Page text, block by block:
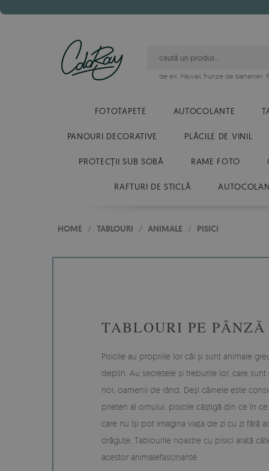
de ex. Hawaii, frunze de bananier,
FOTOTAPETE AUTOCOLANTE
PANOURI DECORATIVE PLĂCILE DE VINIL
PROTECȚII SUB SOBĂ RAME FOTO
RAFTURI DE STICLĂ
HOME / TABLOURI / ANIMALE / PISICI
TABLOURI PE
Pisicile au propriile lor căi și sunt animale
deplin. Au secretele și treburile lor, care
noi, oamenii de rând. Deși câinele este
prieten al omului, pisicile câștigă din ce în
care nu își pot imagina viața de zi cu zi fără
drăguțe. Tablourile noastre cu pisici arată
acestor animalefascinante.